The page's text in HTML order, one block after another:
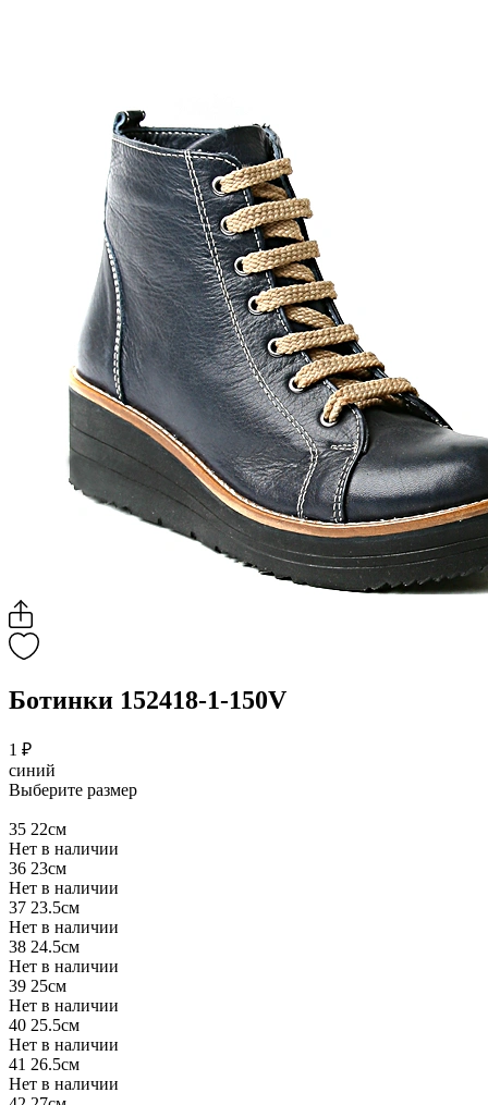
Ботинки 152418-1-150V
1 ₽
синий
Выберите размер
35 22см
Нет в наличии
36 23см
Нет в наличии
37 23.5см
Нет в наличии
38 24.5см
Нет в наличии
39 25см
Нет в наличии
40 25.5см
Нет в наличии
41 26.5см
Нет в наличии